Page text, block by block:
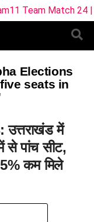
Team Match 24 |
Elections
seats in
उत्तराखंड में
से पांच सीट,
5% कम मिले